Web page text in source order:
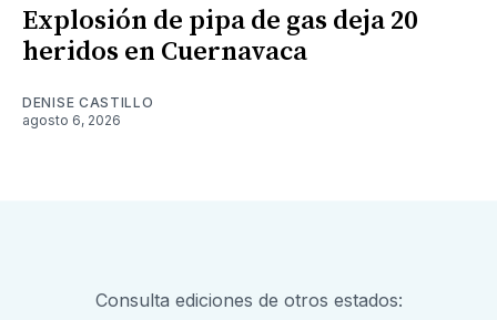
Explosión de pipa de gas deja 20
heridos en Cuernavaca
DENISE CASTILLO
agosto 6, 2026
Consulta ediciones de otros estados: